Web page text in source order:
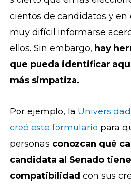
cientos de candidatos y en
muy difícil informarse
ellos. Sin embargo, hay
que pueda identificar
más simpatiza.
Por ejemplo, la
creó este formulario para
personas conozcan qué
candidata al Senado
compatibilidad con sus